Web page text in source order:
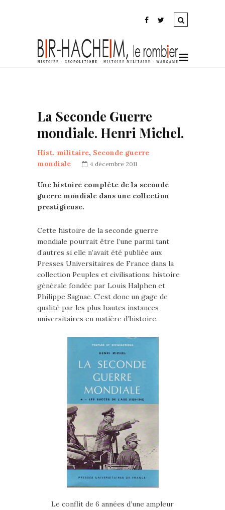
La Seconde Guerre
mondiale. Henri Michel.
Hist. militaire, Seconde guerre
mondiale
4 décembre 2011
Une histoire complète de la seconde
guerre mondiale dans une collection
prestigieuse.
Cette histoire de la seconde guerre
mondiale pourrait être l’une parmi tant
d’autres si elle n’avait été publiée aux
Presses Universitaires de France dans la
collection Peuples et civilisations: histoire
générale fondée par Louis Halphen et
Philippe Sagnac. C’est donc un gage de
qualité par les plus hautes instances
universitaires en matière d’histoire.
Le conflit de 6 années d’une ampleur